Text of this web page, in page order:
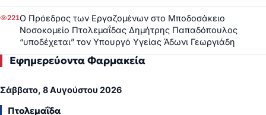
221Ο Πρόεδρος των Εργαζομένων στο Μποδοσάκειο
Νοσοκομείο Πτολεμαΐδας Δημήτρης Παπαδόπουλος
“υποδέχεται” τον Υπουργό Υγείας Άδωνι Γεωργιάδη
Εφημερεύοντα Φαρμακεία
Σάββατο, 8 Αυγούστου 2026
Πτολεμαΐδα